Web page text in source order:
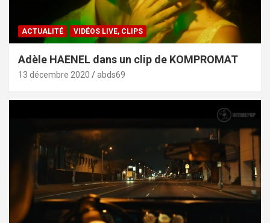
ACTUALITÉ VIDÉOS LIVE, CLIPS
Adèle HAENEL dans un clip de KOMPROMAT
13 décembre 2020 abds69